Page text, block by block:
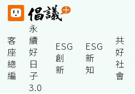
客
座
總
編
永
續
好
日
子
3.0
ESG
創
新
ESG
新
知
共
好
社
會